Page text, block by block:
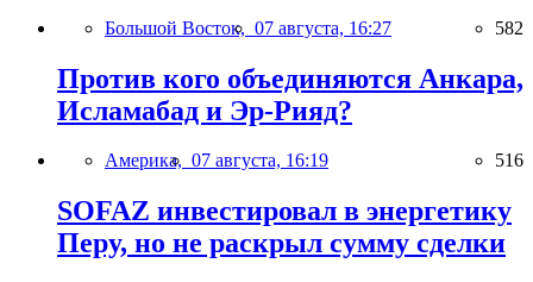
Большой Восток, 07 августа, 16:27 582
Против кого объединяются Анкара,
Исламабад и Эр-Рияд?
Америка, 07 августа, 16:19 516
SOFAZ инвестировал в энергетику
Перу, но не раскрыл сумму сделки